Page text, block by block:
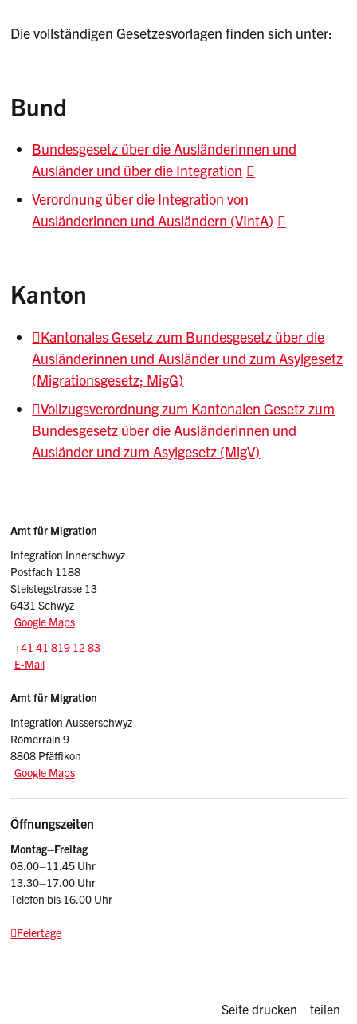
Die vollständigen Gesetzesvorlagen finden sich unter:
Bund
Bundesgesetz über die Ausländerinnen und
Ausländer und über die Integration
Verordnung über die Integration von
Ausländerinnen und Ausländern (VIntA)
Kanton
Kantonales Gesetz zum Bundesgesetz über die
Ausländerinnen und Ausländer und zum Asylgesetz
(Migrationsgesetz; MigG)
Vollzugsverordnung zum Kantonalen Gesetz zum
Bundesgesetz über die Ausländerinnen und
Ausländer und zum Asylgesetz (MigV)
Sidebar
Adressen
Amt für Migration
Integration Innerschwyz
Postfach 1188
Steistegstrasse 13
6431 Schwyz
Google Maps
Tel.:
+41 41 819 12 83
E-Mail: integration.afm
E-Mail
Amt für Migration
Integration Ausserschwyz
Römerrain 9
8808 Pfäffikon
Google Maps
Öffnungszeiten
Montag–Freitag
08.00–11.45 Uhr
13.30–17.00 Uhr
Telefon bis 16.00 Uhr
Feiertage
Diese Seite
Seite drucken teilen